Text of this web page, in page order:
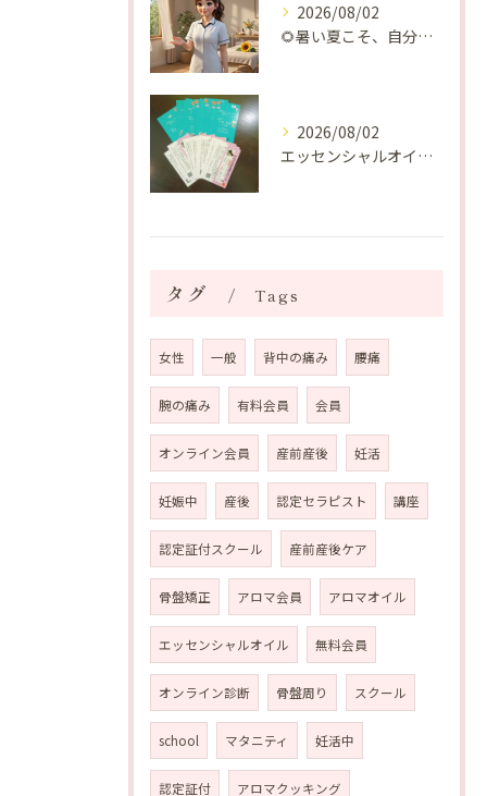
2026/08/02
🌻暑い夏こそ、自分の身体を整える時間を♡
2026/08/02
エッセンシャルオイルプレゼントご当選番号発表 2026年8月
タグ Tags
女性 一般 背中の痛み 腰痛
腕の痛み 有料会員 会員
オンライン会員 産前産後 妊活
妊娠中 産後 認定セラピスト 講座
認定証付スクール 産前産後ケア
骨盤矯正 アロマ会員 アロマオイル
エッセンシャルオイル 無料会員
オンライン診断 骨盤周り スクール
school マタニティ 妊活中
認定証付 アロマクッキング